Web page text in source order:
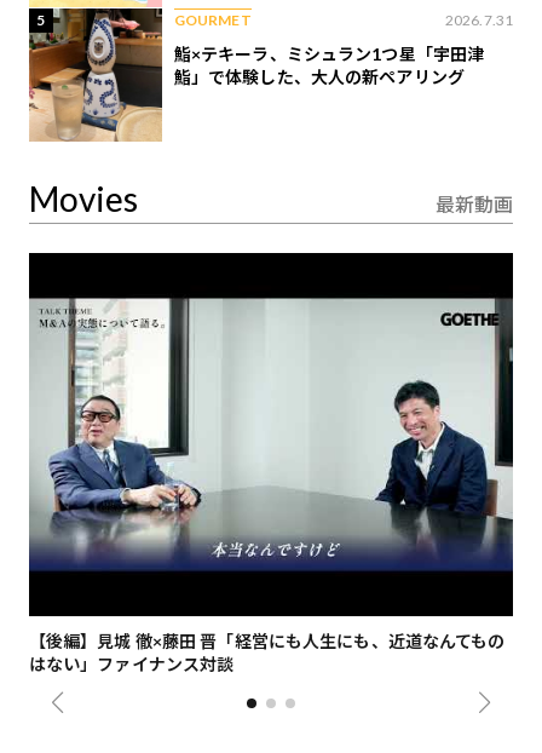
5 GOURMET 2026.7.31
鮨×テキーラ、ミシュラン1つ星「宇田津
鮨」で体験した、大人の新ペアリング
Movies 最新動画
【後編】見城 徹×藤田 晋「経営にも人生にも、近道なんてもの
はない」ファイナンス対談